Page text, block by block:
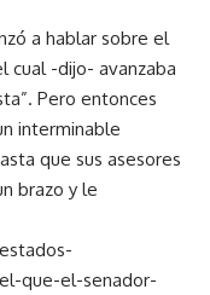
a hablar sobre el
cual -dijo- avanzaba
Pero entonces
interminable
que sus asesores
brazo y le
que-el-senador-